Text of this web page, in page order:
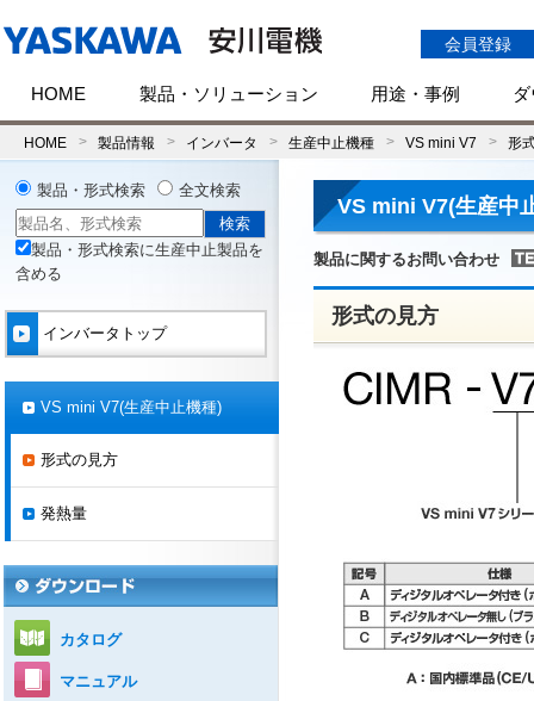
会員登録
HOME 製品・ソリューション 用途・事例
HOME 製品情報 インバータ 生産中止機種 VS mini V7 形
VS mini V7(生産中
製品に関するお問い合わせ
形式の見方
製品・形式検索 全文検索
製品・形式検索に生産中止製品を
含める
インバータトップ
VS mini V7(生産中止機種)
形式の見方
発熱量
カタログ
マニュアル